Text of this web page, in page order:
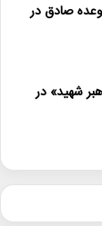
صادق در
شهید» در